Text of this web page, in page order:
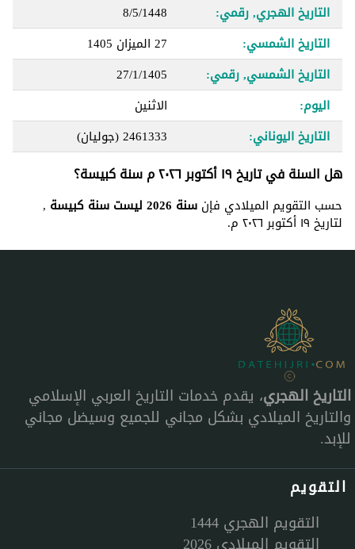
التاريخ الهجري, رقمي:
8/5/1448
التاريخ الشمسي:
27 الميزان 1405
التاريخ الشمسي, رقمي:
27/1/1405
اليوم:
الاثنين
التاريخ اليوناني:
2461333(جوليان)
هل السنة في تاريخ ١٩ أكتوبر ٢٠٢٦ م سنة كبيسة؟
حسب التقويم الميلادي فإن سنة 2026 ليست سنة كبيسة ,
لتاريخ ١٩ أكتوبر ٢٠٢٦ م.
التاريخ الهجري، يقدم خدمات التاريخ العربي الإسلامي
والتاريخ الميلادي بشكل مجاني للجميع وسيضل مجاني
للإبد.
التقويم
التقويم الهجري 1444